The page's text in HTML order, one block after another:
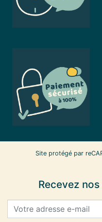
Site protégé par
Recevez